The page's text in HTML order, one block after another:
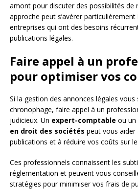
amont pour discuter des possibilités de
approche peut s’avérer
entreprises qui ont des besoins
publications légales.
Faire appel à un
pour optimiser vos
Si la gestion des annonces légales
chronophage, faire appel à un
judicieux. Un expert-comptable ou un
en droit des sociétés peut vous
publications et à réduire vos coûts sur
Ces professionnels connaissent les
réglementation et peuvent vous
stratégies pour minimiser vos frais de